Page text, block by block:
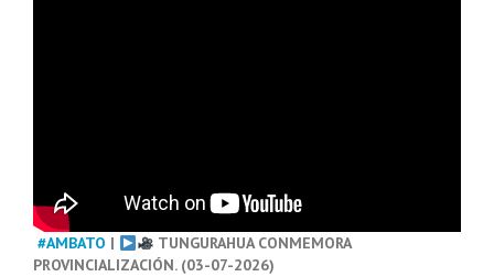
#AMBATO |
TUNGURAHUA CONMEMORA
PROVINCIALIZACIÓN. (03-07-2026)